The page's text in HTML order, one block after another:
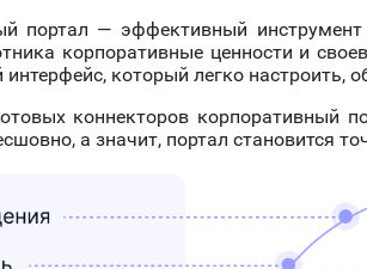
портал — эффективный
корпоративные ценности и
который легко настроить,
коннекторов корпоративный
а значит, портал становится